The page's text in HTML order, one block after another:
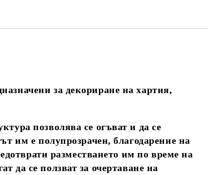
за декориране на хартия,
позволява се огъват и да се
им е полупрозрачен, благодарение на
разместването им по време на
да се ползват за очертаване на